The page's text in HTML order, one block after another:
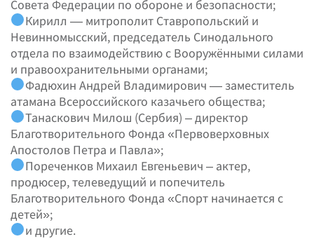
Совета Федерации по обороне и безопасности;
Кирилл — митрополит Ставропольский и
Невинномысский, председатель Синодального
отдела по взаимодействию с Вооружёнными силами
и правоохранительными органами;
Фадюхин Андрей Владимирович — заместитель
атамана Всероссийского казачьего общества;
Танаскович Милош (Сербия) – директор
Благотворительного Фонда «Первоверховных
Апостолов Петра и Павла»;
Пореченков Михаил Евгеньевич – актер,
продюсер, телеведущий и попечитель
Благотворительного Фонда «Спорт начинается с
детей»;
и другие.